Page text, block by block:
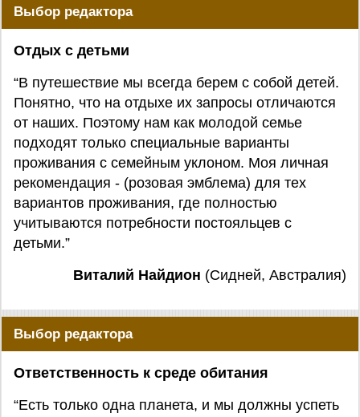
Выбор редактора
Отдых с детьми
“В путешествие мы всегда берем с собой детей.
Понятно, что на отдыхе их запросы отличаются
от наших. Поэтому нам как молодой семье
подходят только специальные варианты
проживания с семейным уклоном. Моя личная
рекомендация - (розовая эмблема) для тех
вариантов проживания, где полностью
учитываются потребности постояльцев с
детьми.”
Виталий Найдион (Сидней, Австралия)
Выбор редактора
Ответственность к среде обитания
“Есть только одна планета, и мы должны успеть